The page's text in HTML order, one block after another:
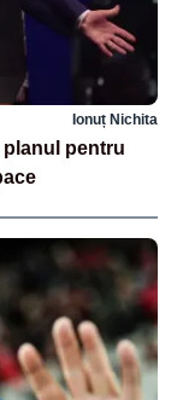
Ionuț Nichita
pentru